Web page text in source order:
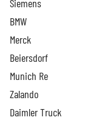
Siemens
BMW
Merck
Beiersdorf
Munich Re
Zalando
Daimler Truck